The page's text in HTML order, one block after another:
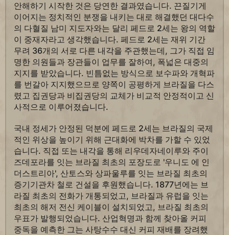
안해하기 시작한 것은 당연한 결과였습니다. 끈질기게
이어지는 정치적인 분쟁을 내키는 대로 해결했던 대다수
의 다혈질 남미 지도자와는 달리 페드로 2세는 왕의 역할
이 중재자라고 생각했습니다. 페드로 2세는 재위 기간
무려 36개의 서로 다른 내각을 주관했는데, 그가 직접 임
명한 의원들과 장관들이 업무를 잘하여, 폭넓은 대중의
지지를 받았습니다. 빈틈없는 방식으로 보수파와 개혁파
를 번갈아 지지했으므로 양쪽이 공평하게 브라질을 다스
렸고 집권당과 비집권당의 교체가 비교적 안정적이고 신
사적으로 이루어졌습니다.
국내 정세가 안정된 덕분에 페드로 2세는 브라질의 국제
적인 위상을 높이기 위해 근대화에 박차를 가할 수 있었
습니다. 직접 또는 내각을 통해 리우데자네이루와 주이
즈데포라를 잇는 브라질 최초의 포장도로 '우니도 에 인
더스트리아', 산토스와 상파울루를 잇는 브라질 최초의
증기기관차 철로 건설을 후원했습니다. 1877년에는 브
라질 최초의 전화가 개통되었고, 브라질과 유럽을 잇는
최초의 해저 전신 케이블이 설치되었고, 브라질 최초의
우표가 발행되었습니다. 산업혁명과 함께 찾아올 커피
중독을 예측한 그는 사탕수수 대신 커피 재배를 장려했